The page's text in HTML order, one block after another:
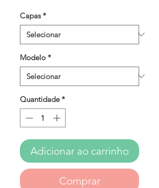
Capas *
Modelo *
Quantidade *
Adicionar ao carrinho
Comprar